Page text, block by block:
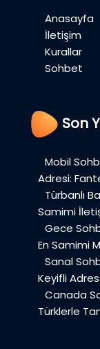
Anasayfa
İletişim
Kurallar
Sohbet
Son
Mobil
Adresi:
Türbanlı
Samimi
Gece
En Samimi
Sanal
Keyifli
Canada
Türklerle